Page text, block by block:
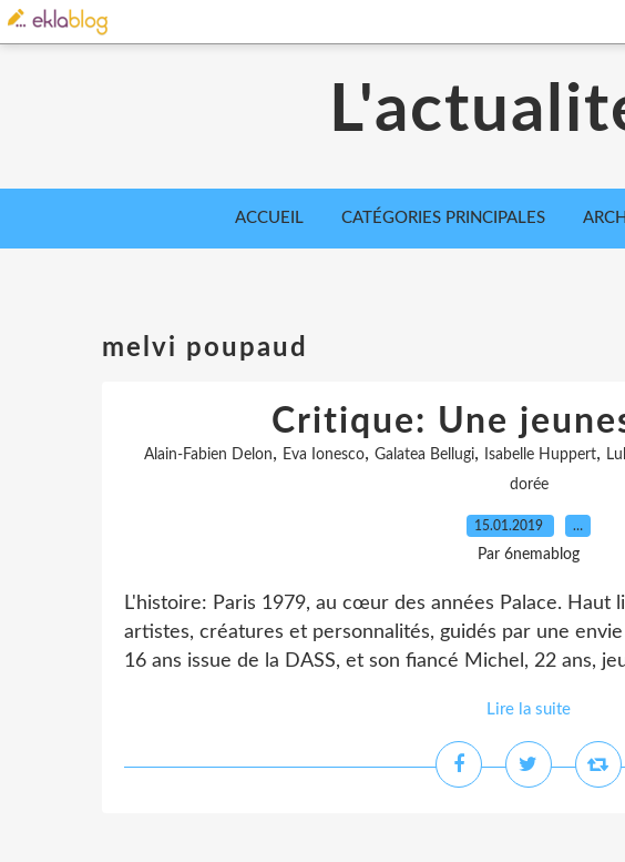
ACCUEIL CATÉGORIES PRINCIPALES
melvi poupaud
Critique: Une
Alain-Fabien Delon, Eva Ionesco, Galatea Bellugi, Isabelle Huppert,
dorée
15.01.2019 …
Par 6nemablog
L'histoire: Paris 1979, au cœur des années Palace.
artistes, créatures et personnalités, guidés par une
16 ans issue de la DASS, et son fiancé Michel, 22 ans,
Lire la suite